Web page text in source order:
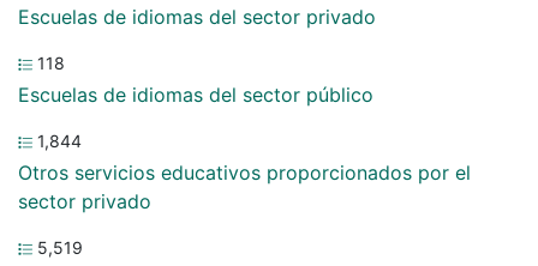
Escuelas de idiomas del sector privado
118
Escuelas de idiomas del sector público
1,844
Otros servicios educativos proporcionados por el
sector privado
5,519